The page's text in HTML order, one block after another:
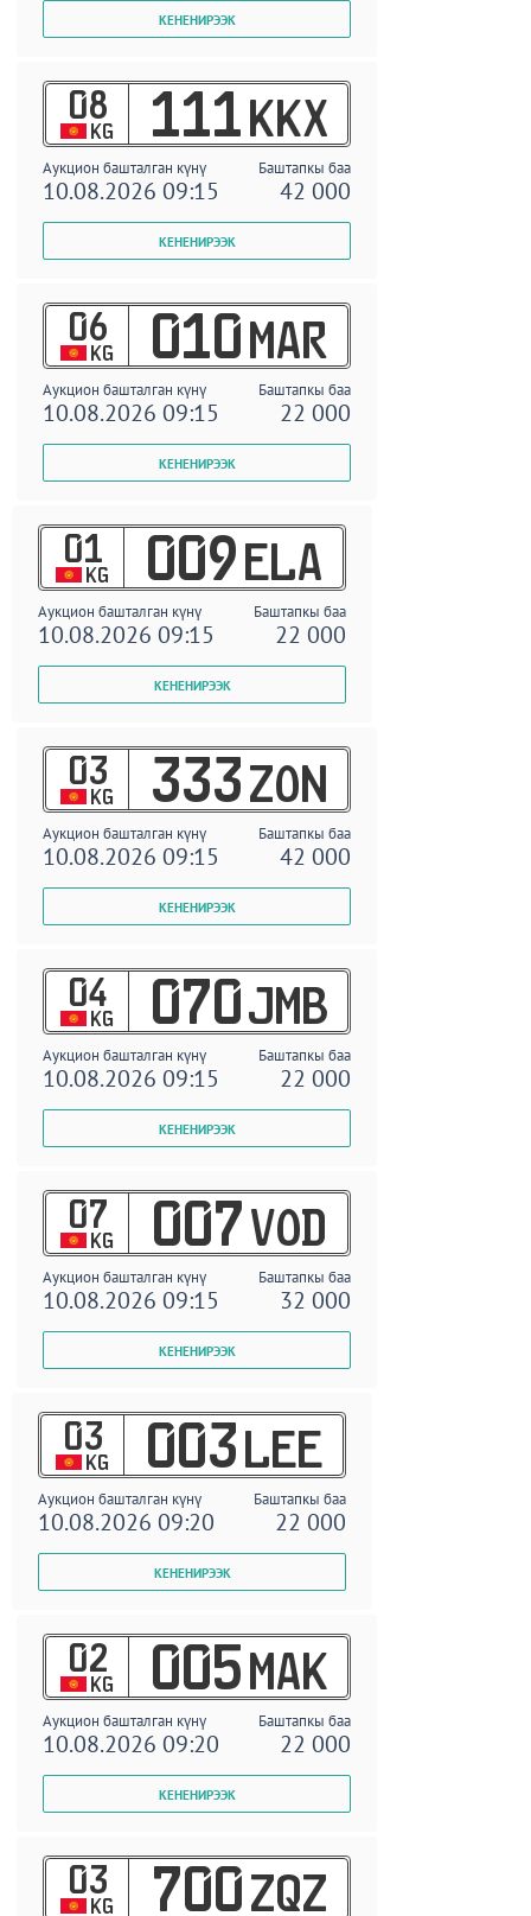
08
KG 111 KKX
Аукцион башталган күнү Баштапкы баа
10.08.2026 09:15 42 000
06
KG 010 MAR
Аукцион башталган күнү Баштапкы баа
10.08.2026 09:15 22 000
01
KG 009 ELA
Аукцион башталган күнү Баштапкы баа
10.08.2026 09:15 22 000
03
KG 333 ZON
Аукцион башталган күнү Баштапкы баа
10.08.2026 09:15 42 000
04
KG 070 JMB
Аукцион башталган күнү Баштапкы баа
10.08.2026 09:15 22 000
07
KG 007 VOD
Аукцион башталган күнү Баштапкы баа
10.08.2026 09:15 32 000
03
KG 003 LEE
Аукцион башталган күнү Баштапкы баа
10.08.2026 09:20 22 000
02
KG 005 MAK
Аукцион башталган күнү Баштапкы баа
10.08.2026 09:20 22 000
03
KG 700 ZQZ